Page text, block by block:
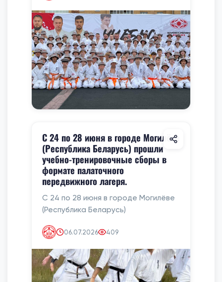
С 24 по 28 июня в городе Могилёве
(Республика Беларусь) прошли
учебно-тренировочные сборы в
формате палаточного
передвижного лагеря.
С 24 по 28 июня в городе Могилёве
(Республика Беларусь)
06.07.2026 409